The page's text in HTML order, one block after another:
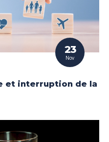
23
Nov
et interruption de la